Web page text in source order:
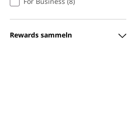
Rewards sammeln